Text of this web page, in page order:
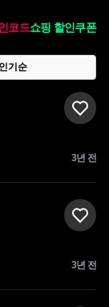
코드쇼핑 할인쿠폰
인기순
3년 전
3년 전